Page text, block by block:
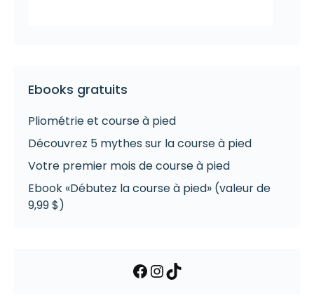
Ebooks gratuits
Pliométrie et course à pied
Découvrez 5 mythes sur la course à pied
Votre premier mois de course à pied
Ebook «Débutez la course à pied» (valeur de
9,99 $)
Facebook
Instagram
TikTok